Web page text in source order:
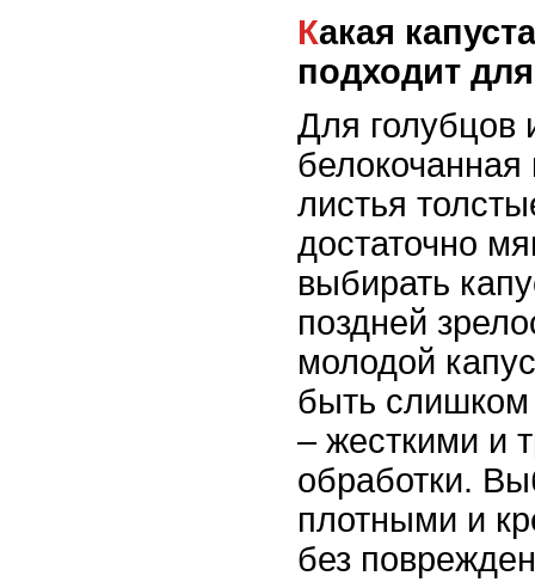
Какая капуста лучше всего
подходит
Для голубцов
белокочанная
листья
достаточно
выбирать
поздней
молодой
быть слишком
– жесткими и
обработки.
плотными и
без